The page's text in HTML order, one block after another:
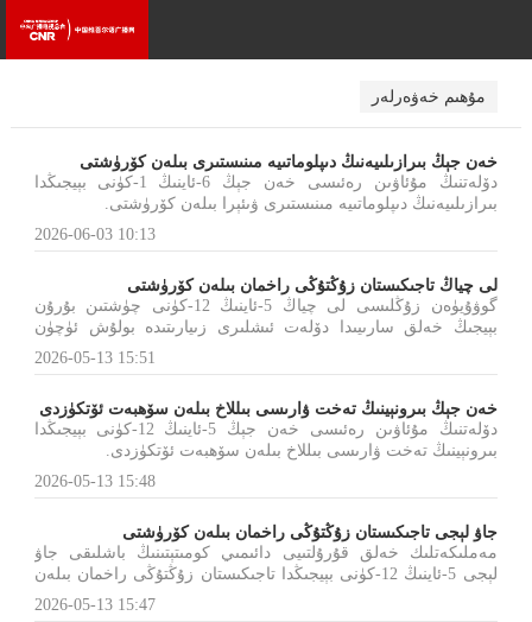
مۇھىم خەۋەرلەر
خەن جېڭ بىرازىلىيەنىڭ دىپلوماتىيە مىنىستىرى بىلەن كۆرۈشتى
دۆلەتنىڭ مۇئاۋىن رەئىسى خەن جېڭ 6-ئاينىڭ 1-كۈنى بېيجىڭدا
بىرازىلىيەنىڭ دىپلوماتىيە مىنىستىرى ۋىئېرا بىلەن كۆرۈشتى.
2026-06-03 10:13
لى چياڭ تاجىكىستان زۇڭتۇڭى راخمان بىلەن كۆرۈشتى
گوۋۇيۈەن زۇڭلىسى لى چياڭ 5-ئاينىڭ 12-كۈنى چۈشتىن بۇرۇن
بېيجىڭ خەلق سارىيىدا دۆلەت ئىشلىرى زىيارىتىدە بولۇش ئۈچۈن
جۇڭگوغا كەلگەن تاجىكىستان زۇڭتۇڭى راخمان بىلەن كۆرۈشتى.
2026-05-13 15:51
خەن جېڭ بىرونېينىڭ تەخت ۋارىسى بىللاخ بىلەن سۆھبەت ئۆتكۈزدى
دۆلەتنىڭ مۇئاۋىن رەئىسى خەن جېڭ 5-ئاينىڭ 12-كۈنى بېيجىڭدا
بىرونېينىڭ تەخت ۋارىسى بىللاخ بىلەن سۆھبەت ئۆتكۈزدى.
2026-05-13 15:48
جاۋ لېجى تاجىكىستان زۇڭتۇڭى راخمان بىلەن كۆرۈشتى
مەملىكەتلىك خەلق قۇرۇلتىيى دائىمىي كومىتېتىنىڭ باشلىقى جاۋ
لېجى 5-ئاينىڭ 12-كۈنى بېيجىڭدا تاجىكىستان زۇڭتۇڭى راخمان بىلەن
2026-05-13 15:47